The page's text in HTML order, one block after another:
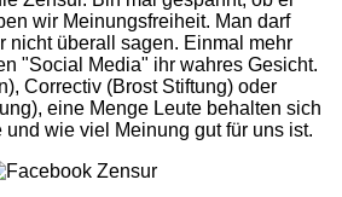
wir Meinungsfreiheit. Man darf
nicht überall sagen. Einmal mehr
"Social Media" ihr wahres Gesicht.
Correctiv (Brost Stiftung) oder
eine Menge Leute behalten sich
wie viel Meinung gut für uns ist.